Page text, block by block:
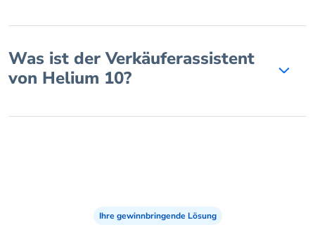
Was ist der Verkäuferassistent
von Helium 10?
Ihre gewinnbringende Lösung